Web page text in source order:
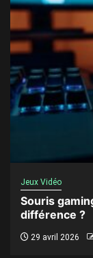
Jeux Vidéo
Souris
différence ?
29 avril 2026